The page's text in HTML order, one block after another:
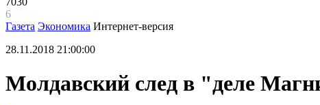
6
Газета Экономика Интернет-версия
28.11.2018 21:00:00
Молдавский след в "деле